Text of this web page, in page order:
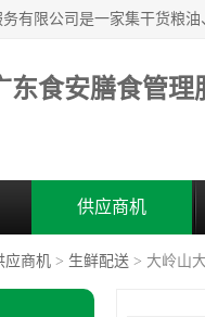
东食安膳食管理
供应商机
应商机 > 生鲜配送 > 大岭山